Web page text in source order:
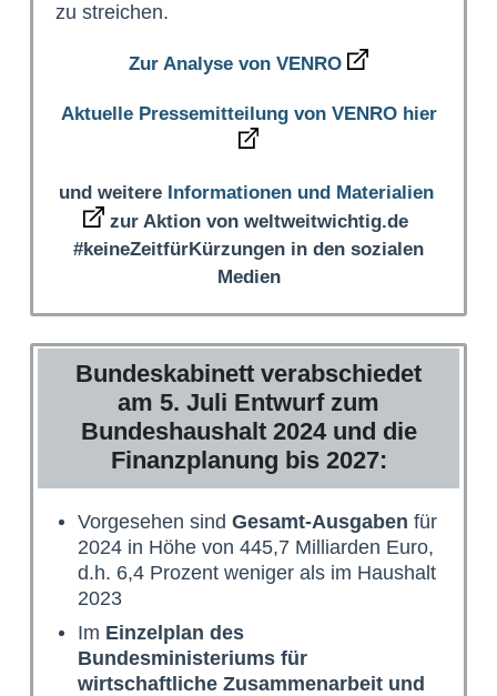
zu streichen.
Zur Analyse von VENRO
Aktuelle Pressemitteilung von VENRO hier
und weitere Informationen und Materialien
zur Aktion von weltweitwichtig.de
#keineZeitfürKürzungen in den sozialen
Medien
Bundeskabinett verabschiedet
am 5. Juli Entwurf zum
Bundeshaushalt 2024 und die
Finanzplanung bis 2027:
Vorgesehen sind Gesamt-Ausgaben für
2024 in Höhe von 445,7 Milliarden Euro,
d.h. 6,4 Prozent weniger als im Haushalt
2023
Im Einzelplan des
Bundesministeriums für
wirtschaftliche Zusammenarbeit und